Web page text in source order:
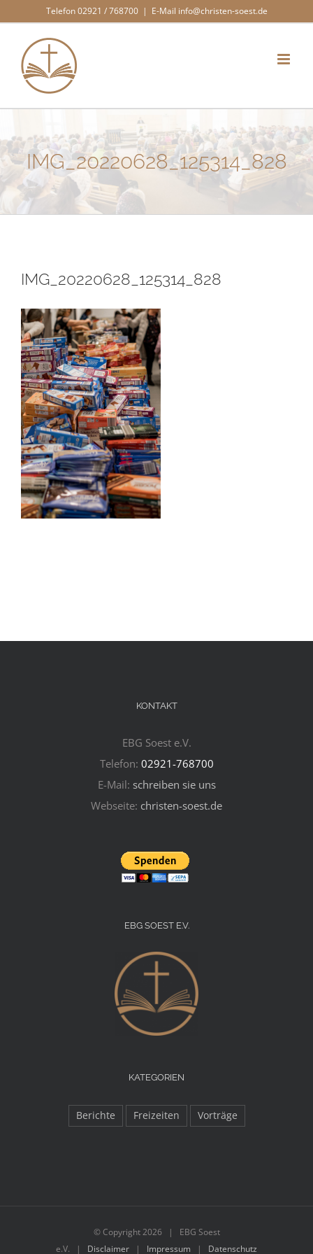
springen
Telefon 02921 / 768700 | E-Mail info@christen-soest.de
IMG_20220628_125314_828
IMG_20220628_125314_828
KONTAKT
EBG Soest e.V.
Telefon: 02921-768700
E-Mail: schreiben sie uns
Webseite: christen-soest.de
EBG SOEST E.V.
KATEGORIEN
Berichte Freizeiten Vorträge
© Copyright2026 | EBG Soest
e.V. | Disclaimer | Impressum | Datenschutz